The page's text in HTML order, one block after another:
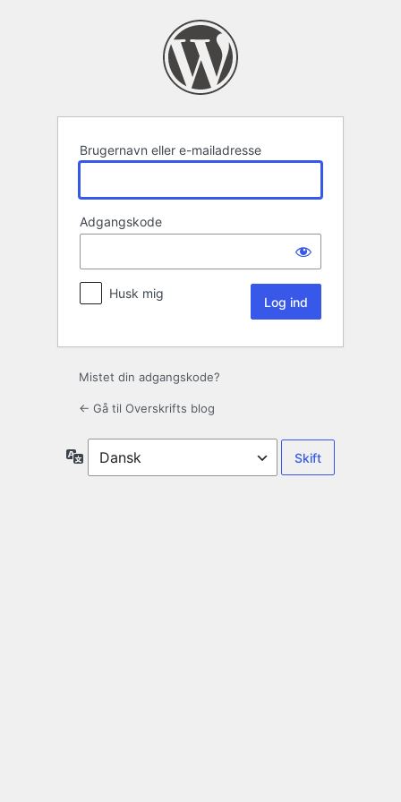
Brugernavn eller e-mailadresse
Adgangskode
Husk mig
Mistet din adgangskode?
← Gå til Overskrifts blog
Sprog